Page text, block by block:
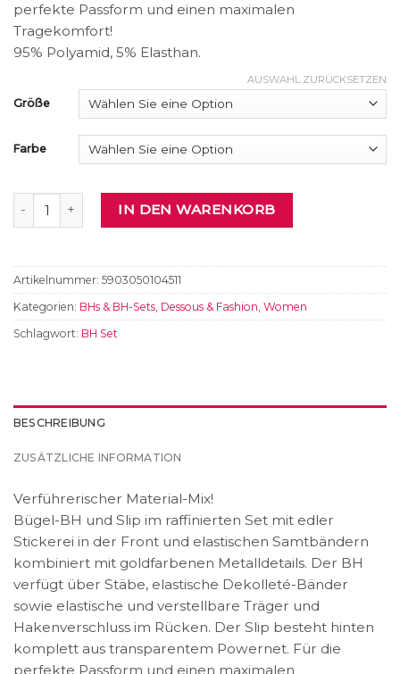
perfekte Passform und einen maximalen
Tragekomfort!
95% Polyamid, 5% Elasthan.
Größe
Farbe
AUSWAHL ZURÜCKSETZEN
BH und Slip MengeIN DEN WARENKORB
Artikelnummer: 5903050104511
Kategorien: BHs & BH-Sets Dessous & Fashion Women
Schlagwort: BH Set
BESCHREIBUNG
ZUSÄTZLICHE INFORMATION
Verführerischer Material-Mix!
Bügel-BH und Slip im raffinierten Set mit edler
Stickerei in der Front und elastischen Samtbändern
kombiniert mit goldfarbenen Metalldetails. Der BH
verfügt über Stäbe, elastische Dekolleté-Bänder
sowie elastische und verstellbare Träger und
Hakenverschluss im Rücken. Der Slip besteht hinten
komplett aus transparentem Powernet. Für die
perfekte Passform und einen maximalen